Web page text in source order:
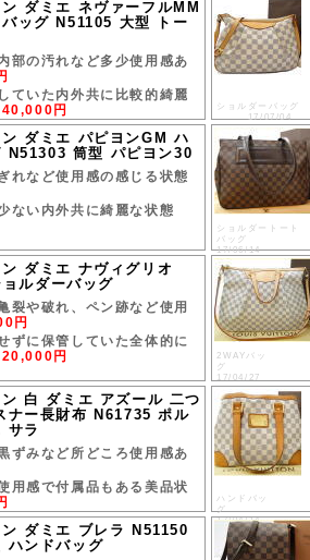
ダミエ ネヴァーフルMM
バッグ N51105 大型 トー
部の汚れなど多少使用感あ
ていた内外共に比較的綺麗
40,000円
ショルダーバッグ
17/07/04
ダミエ パピヨンGM ハ
N51303 筒型 パピヨン30
れなど使用感の感じる状態
ない内外共に綺麗な状態
ショルダートート
バッグ
17/06/14
ダミエ ナヴィグリオ
ルダーバッグ
裂や破れ、ペン跡など使用
円
ずに保管していた全体的に
20,000円
2WAYバッ
グ
17/04/27
白 ダミエ アズール 二つ
ナー長財布 N61735 ポル
サラ
ずみなど所どころ使用感あ
用感で付属品もある美品状
ハンドバッ
グ
17/04/14
ダミエ ブレラ N51150
ハンドバッグ